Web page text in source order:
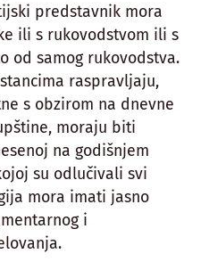
predstavnik mora
ili s rukovodstvom ili s
od samog rukovodstva.
raspravljaju,
s obzirom na dnevne
moraju biti
na godišnjem
su odlučivali svi
mora imati jasno
i